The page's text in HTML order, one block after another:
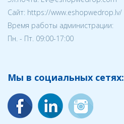
Cайт: https://www.eshopwedrop.lv/
Время работы администрации:
Пн. - Пт. 09:00-17:00
Мы в социальных сетях: